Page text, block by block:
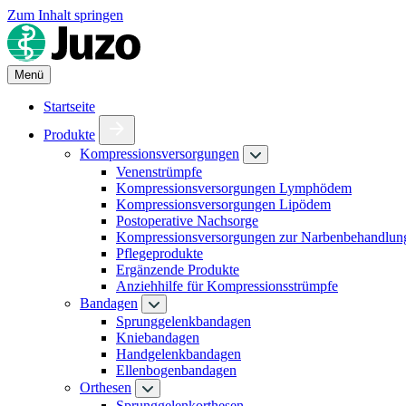
Zum Inhalt springen
Menü
Startseite
Produkte
Kompressionsversorgungen
Venenstrümpfe
Kompressionsversorgungen Lymphödem
Kompressionsversorgungen Lipödem
Postoperative Nachsorge
Kompressionsversorgungen zur
Pflegeprodukte
Ergänzende Produkte
Anziehhilfe für Kompressionsstrümpfe
Bandagen
Sprunggelenkbandagen
Kniebandagen
Handgelenkbandagen
Ellenbogenbandagen
Orthesen